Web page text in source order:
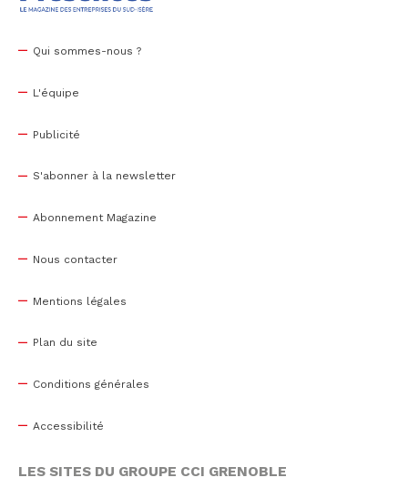
Qui sommes-nous ?
L'équipe
Publicité
S'abonner à la newsletter
Abonnement Magazine
Nous contacter
Mentions légales
Plan du site
Conditions générales
Accessibilité
LES SITES DU GROUPE CCI GRENOBLE